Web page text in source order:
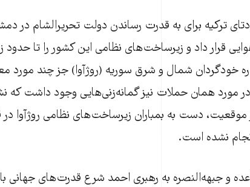
ترکیه برای به قدرت رساندن دولت تحریرالشام در
قرار داد و زیرساخت‌های نظامی این کشور را تا حدود
خودگردان شمال و شرق سوریه (روژآوا) جز چند مورد
مورد همان حملات نیز گمانه‌زنی‌هایی وجود داشت که
موقعیت، دست به بمباران زیرساخت‌های نظامی روژآوا
نشده است.
و جبهه‌النصره به رهبری احمد شرع قدرت‌های جهانی